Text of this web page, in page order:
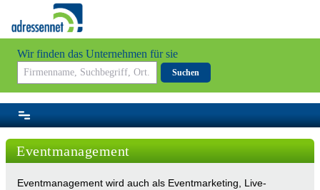
Wir finden das Unternehmen für sie
Suchen
Eventmanagement
Eventmanagement wird auch als Eventmarketing, Live-